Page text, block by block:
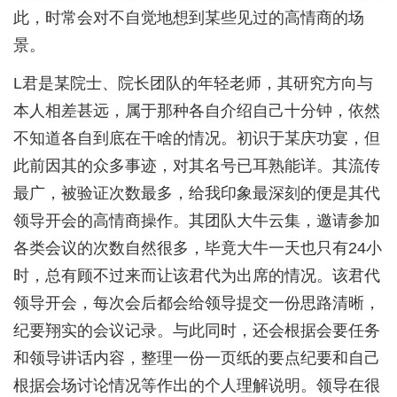
此，时常会对不自觉地想到某些见过的高情商的场
景。
L君是某院士、院长团队的年轻老师，其研究方向与
本人相差甚远，属于那种各自介绍自己十分钟，依然
不知道各自到底在干啥的情况。初识于某庆功宴，但
此前因其的众多事迹，对其名号已耳熟能详。其流传
最广，被验证次数最多，给我印象最深刻的便是其代
领导开会的高情商操作。其团队大牛云集，邀请参加
各类会议的次数自然很多，毕竟大牛一天也只有24小
时，总有顾不过来而让该君代为出席的情况。该君代
领导开会，每次会后都会给领导提交一份思路清晰，
纪要翔实的会议记录。与此同时，还会根据会要任务
和领导讲话内容，整理一份一页纸的要点纪要和自己
根据会场讨论情况等作出的个人理解说明。领导在很